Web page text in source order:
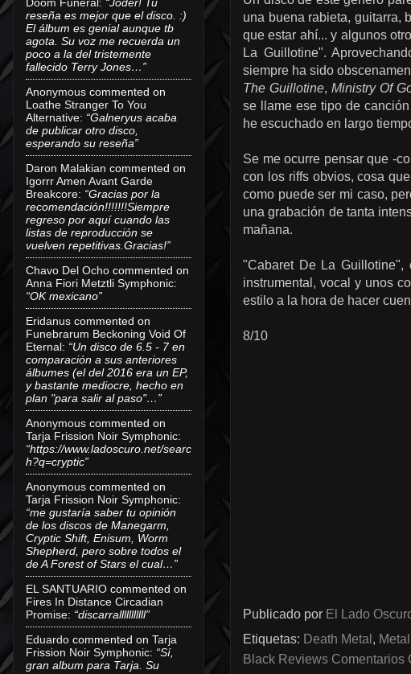
una buena rabieta, guitarra,
que estar ahí... y algunos
La Guillotine".
siempre ha sido
The Guillotine, Ministry Of
se llame ese tipo de
he escuchado en largo
Se me ocurre pensar que -
con los riffs obvios, cosa
como puede ser mi caso,
una grabación de tanta
mañana.
"Cabaret De La
instrumental, vocal y unos
estilo a la hora de hacer
8/10
Publicado por El Lado
Etiquetas: Death Metal ,
Black Reviews Comentarios
reseña es mejor que el disco. :)
El álbum es genial aunque tb
agota. Su voz me recuerda un
poco a la del tristemente
fallecido Terry Jones…”
Anonymous commented on
Loathe Stranger To You
Alternative: “Galneryus acaba
de publicar otro disco,
esperando su reseña”
Daron Malakian commented on
Igorrr Amen Avant Garde
Breakcore: “Gracias por la
recomendación!!!!!!!Siempre
regreso por aquí cuando las
listas de reproducción se
vuelven repetitivas.Gracias!”
Chavo Del Ocho commented on
Anna Fiori Metztli Symphonic:
“OK mexicano”
Eridanus commented on
Funebrarum Beckoning Void Of
Eternal: “Un disco de 6.5 - 7 en
comparación a sus anteriores
álbumes (el del 2016 era un EP,
y bastante mediocre, hecho en
plan "para salir al paso"…”
Anonymous commented on
Tarja Frission Noir Symphonic:
“https://www.ladoscuro.net/searc
h?q=cryptic”
Anonymous commented on
Tarja Frission Noir Symphonic:
“me gustaría saber tu opinión
de los discos de Manegarm,
Cryptic Shift, Enisum, Worm
Shepherd, pero sobre todos el
de A Forest of Stars el cual…”
EL SANTUARIO commented on
Fires In Distance Circadian
Promise: “discarralllllllllll”
Eduardo commented on Tarja
Frission Noir Symphonic: “Sí,
gran album para Tarja. Su